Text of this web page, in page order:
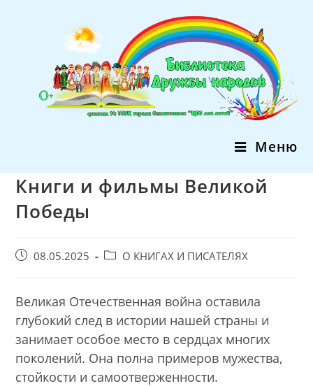
Меню
Книги и фильмы Великой
Победы
Запись08.05.2025
PostО КНИГАХ И ПИСАТЕЛЯХ
Великая Отечественная война оставила
глубокий след в истории нашей страны и
занимает особое место в сердцах многих
поколений. Она полна примеров мужества,
стойкости и самоотверженности.